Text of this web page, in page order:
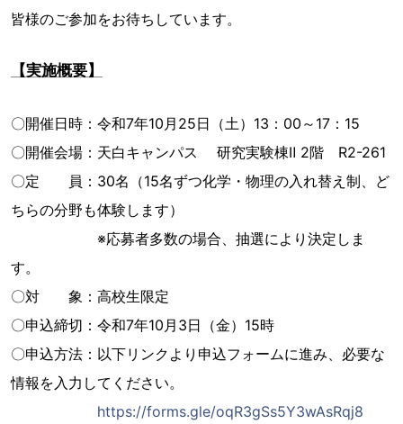
皆様のご参加をお待ちしています。
【実施概要】
〇開催日時：令和7年10月25日（土）13：00～17：15
〇開催会場：天白キャンパス 研究実験棟Ⅱ 2階 R2-261
〇定 員：30名（15名ずつ化学・物理の入れ替え制、ど
ちらの分野も体験します）
※応募者多数の場合、抽選により決定しま
す。
〇対 象：高校生限定
〇申込締切：令和7年10月3日（金）15時
〇申込方法：以下リンクより申込フォームに進み、必要な
情報を入力してください。
https://forms.gle/oqR3gSs5Y3wAsRqj8